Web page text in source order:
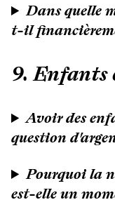
Dans quelle
t-il
9. Enfants
Avoir des
question
Pourquoi la
est-elle un